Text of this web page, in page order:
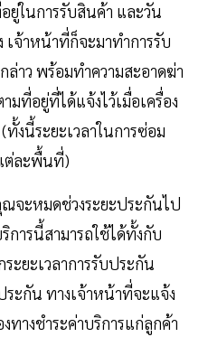
ในการรับสินค้า และวัน
เจ้าหน้าที่ก็จะมาทำการรับ
ล่าว พร้อมทำความสะอาดฆ่า
มที่อยู่ที่ได้แจ้งไว้เมื่อเครื่อง
งนี้ระยะเวลาในการซ่อม
ต่ละพื้นที่)
จะหมดช่วงระยะประกันไป
การนี้สามารถใช้ได้ทั้งกับ
ยะเวลาการรับประกัน
ระกัน ทางเจ้าหน้าที่จะแจ้ง
ทางชำระค่าบริการแก่ลูกค้า